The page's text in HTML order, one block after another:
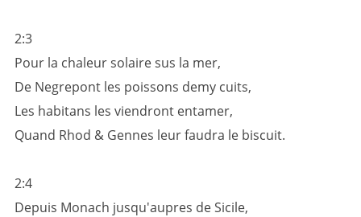
2:3
Pour la chaleur solaire sus la mer,
De Negrepont les poissons demy cuits,
Les habitans les viendront entamer,
Quand Rhod & Gennes leur faudra le biscuit.
2:4
Depuis Monach jusqu'aupres de Sicile,